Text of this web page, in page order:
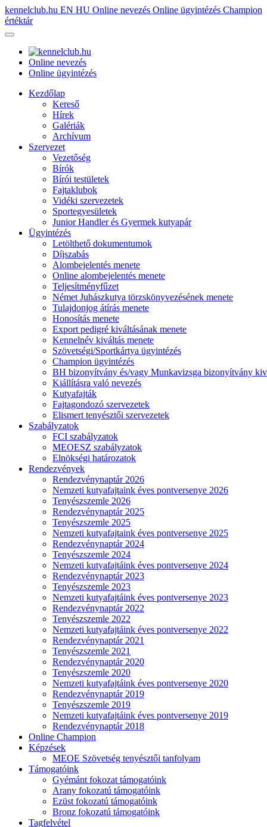
kennelclub.hu EN HU Online nevezés Online ügyintézés Champion
értéktár
Online nevezés
Online ügyintézés
Kezdőlap
Kereső
Hírek
Galériák
Archívum
Szervezet
Vezetőség
Bírók
Bírói testületek
Fajtaklubok
Vidéki szervezetek
Sportegyesületek
Junior Handler és Gyermek kutyapár
Ügyintézés
Letölthető dokumentumok
Díjszabás
Alombejelentés menete
Online alombejelentés menete
Teljesítményfűzet
Német Juhászkutya törzskönyvezésének menete
Tulajdonjog átírás menete
Honosítás menete
Export pedigré kiváltásának menete
Kennelnév kiváltás menete
Szövetségi/Sportkártya ügyintézés
Champion ügyintézés
BH bizonyítvány és/vagy Munkavizsga bizonyítvány
Kiállításra való nevezés
Kutyafajták
Fajtagondozó szervezetek
Elismert tenyésztői szervezetek
Szabályzatok
FCI szabályzatok
MEOESZ szabályzatok
Elnökségi határozatok
Rendezvények
Rendezvénynaptár 2026
Nemzeti kutyafajtaink éves pontversenye 2026
Tenyészszemle 2026
Rendezvénynaptár 2025
Tenyészszemle 2025
Nemzeti kutyafajtaink éves pontversenye 2025
Rendezvénynaptár 2024
Tenyészszemle 2024
Nemzeti kutyafajtáink éves pontversenye 2024
Rendezvénynaptár 2023
Tenyészszemle 2023
Nemzeti kutyafajtáink éves pontversenye 2023
Rendezvénynaptár 2022
Tenyészszemle 2022
Nemzeti kutyafajtáink éves pontversenye 2022
Rendezvénynaptár 2021
Tenyészszemle 2021
Rendezvénynaptár 2020
Tenyészszemle 2020
Nemzeti kutyafajtáink éves pontversenye 2020
Rendezvénynaptár 2019
Tenyészszemle 2019
Nemzeti kutyafajtáink éves pontversenye 2019
Rendezvénynaptár 2018
Online Champion
Képzések
MEOE Szövetség tenyésztői tanfolyam
Támogatóink
Gyémánt fokozat támogatóink
Arany fokozatú támogatóink
Ezüst fokozatú támogatóink
Bronz fokozatú támogatóink
Tagfelvétel